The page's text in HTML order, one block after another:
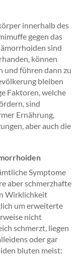
innerhalb des
gegen das
sind
können
und führen dann zu
bleiben
Faktoren, welche
sind
Ernährung,
aber auch die
Symptome
aber schmerzhafte
Wirklichkeit
um erweiterte
nicht
schmerzt, liegen
oder gar
bluten meist: